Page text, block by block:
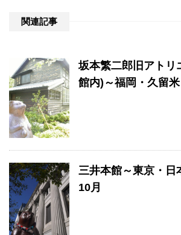
関連記事
坂本繁二郎旧アトリ
館内)～福岡・久留米
三井本館～東京・日
10月